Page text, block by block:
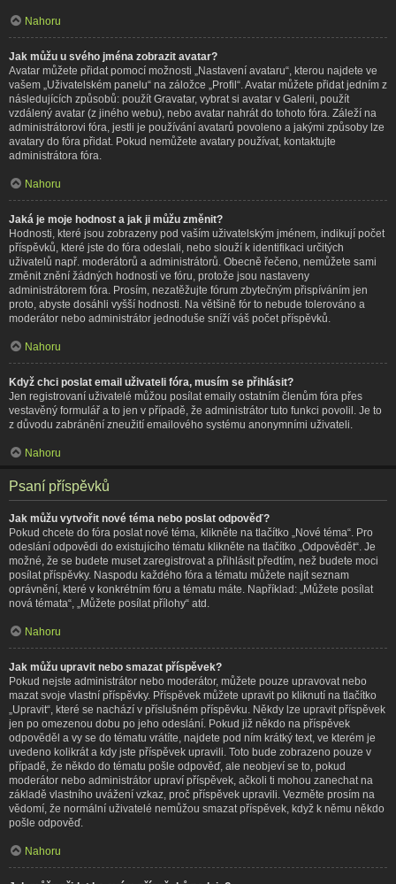
Nahoru
Jak můžu u svého jména zobrazit avatar?
Avatar můžete přidat pomocí možnosti „Nastavení avataru“, kterou najdete ve
vašem „Uživatelském panelu“ na záložce „Profil“. Avatar můžete přidat jedním z
následujících způsobů: použít Gravatar, vybrat si avatar v Galerii, použít
vzdálený avatar (z jiného webu), nebo avatar nahrát do tohoto fóra. Záleží na
administrátorovi fóra, jestli je používání avatarů povoleno a jakými způsoby lze
avatary do fóra přidat. Pokud nemůžete avatary používat, kontaktujte
administrátora fóra.
Nahoru
Jaká je moje hodnost a jak ji můžu změnit?
Hodnosti, které jsou zobrazeny pod vaším uživatelským jménem, indikují počet
příspěvků, které jste do fóra odeslali, nebo slouží k identifikaci určitých
uživatelů např. moderátorů a administrátorů. Obecně řečeno, nemůžete sami
změnit znění žádných hodností ve fóru, protože jsou nastaveny
administrátorem fóra. Prosím, nezatěžujte fórum zbytečným přispíváním jen
proto, abyste dosáhli vyšší hodnosti. Na většině fór to nebude tolerováno a
moderátor nebo administrátor jednoduše sníží váš počet příspěvků.
Nahoru
Když chci poslat email uživateli fóra, musím se přihlásit?
Jen registrovaní uživatelé můžou posílat emaily ostatním členům fóra přes
vestavěný formulář a to jen v případě, že administrátor tuto funkci povolil. Je to
z důvodu zabránění zneužití emailového systému anonymními uživateli.
Nahoru
Psaní příspěvků
Jak můžu vytvořit nové téma nebo poslat odpověď?
Pokud chcete do fóra poslat nové téma, klikněte na tlačítko „Nové téma“. Pro
odeslání odpovědi do existujícího tématu klikněte na tlačítko „Odpovědět“. Je
možné, že se budete muset zaregistrovat a přihlásit předtím, než budete moci
posílat příspěvky. Naspodu každého fóra a tématu můžete najít seznam
oprávnění, které v konkrétním fóru a tématu máte. Například: „Můžete posílat
nová témata“, „Můžete posílat přílohy“ atd.
Nahoru
Jak můžu upravit nebo smazat příspěvek?
Pokud nejste administrátor nebo moderátor, můžete pouze upravovat nebo
mazat svoje vlastní příspěvky. Příspěvek můžete upravit po kliknutí na tlačítko
„Upravit“, které se nachází v příslušném příspěvku. Někdy lze upravit příspěvek
jen po omezenou dobu po jeho odeslání. Pokud již někdo na příspěvek
odpověděl a vy se do tématu vrátíte, najdete pod ním krátký text, ve kterém je
uvedeno kolikrát a kdy jste příspěvek upravili. Toto bude zobrazeno pouze v
případě, že někdo do tématu pošle odpověď, ale neobjeví se to, pokud
moderátor nebo administrátor upraví příspěvek, ačkoli ti mohou zanechat na
základě vlastního uvážení vzkaz, proč příspěvek upravili. Vezměte prosím na
vědomí, že normální uživatelé nemůžou smazat příspěvek, když k němu někdo
pošle odpověď.
Nahoru